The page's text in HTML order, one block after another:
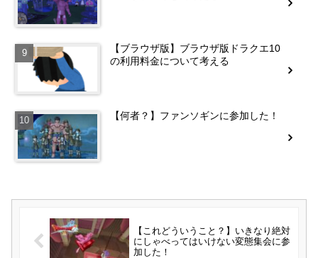
【ブラウザ版】ブラウザ版ドラクエ10
の利用料金について考える
【何者？】ファンソギンに参加した！
【これどういうこと？】いきなり絶対
にしゃべってはいけない変態集会に参
加した！